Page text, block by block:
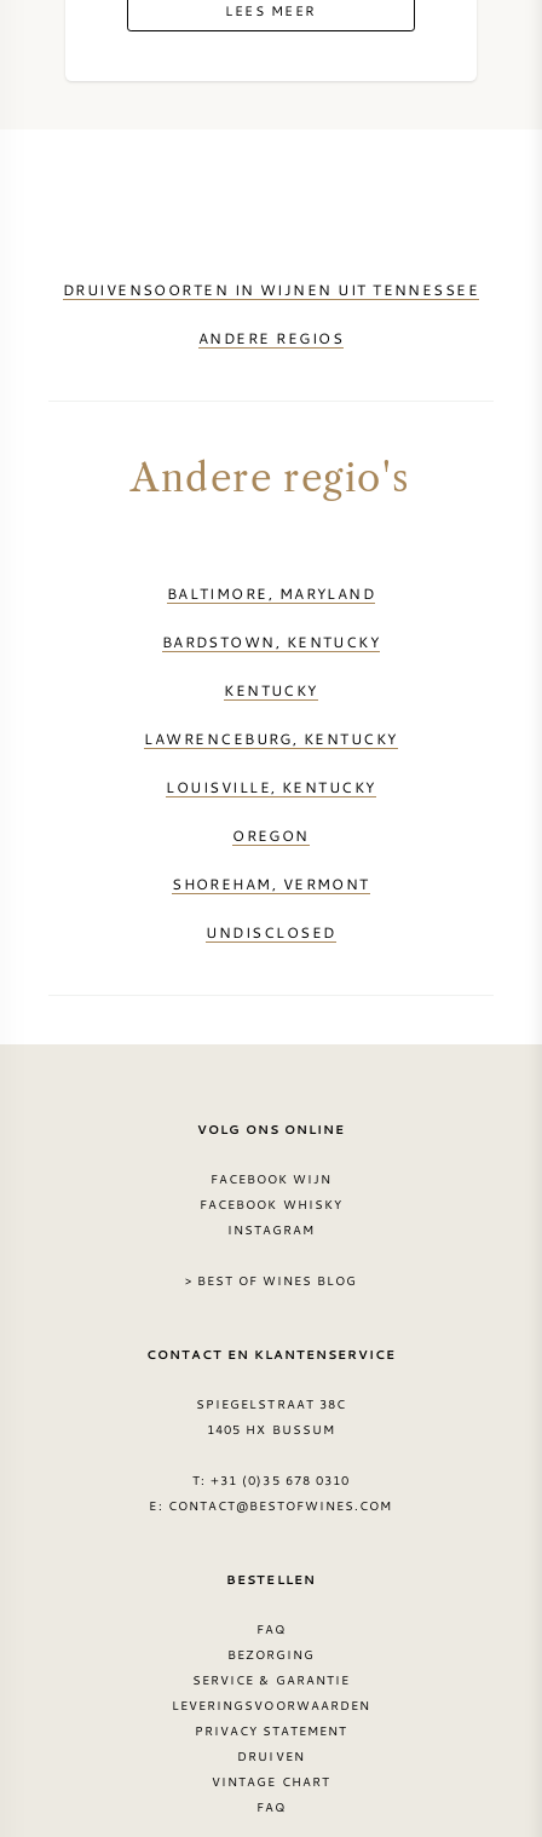
LEES MEER
DRUIVENSOORTEN IN WIJNEN UIT TENNESSEE
ANDERE REGIOS
Andere regio's
BALTIMORE, MARYLAND
BARDSTOWN, KENTUCKY
KENTUCKY
LAWRENCEBURG, KENTUCKY
LOUISVILLE, KENTUCKY
OREGON
SHOREHAM, VERMONT
UNDISCLOSED
VOLG ONS ONLINE
FACEBOOK WIJN
FACEBOOK WHISKY
INSTAGRAM
> BEST OF WINES BLOG
CONTACT EN KLANTENSERVICE
SPIEGELSTRAAT 38C
1405 HX BUSSUM
T: +31 (0)35 678 0310
E: CONTACT@BESTOFWINES.COM
BESTELLEN
FAQ
BEZORGING
SERVICE & GARANTIE
LEVERINGSVOORWAARDEN
PRIVACY STATEMENT
DRUIVEN
VINTAGE CHART
FAQ